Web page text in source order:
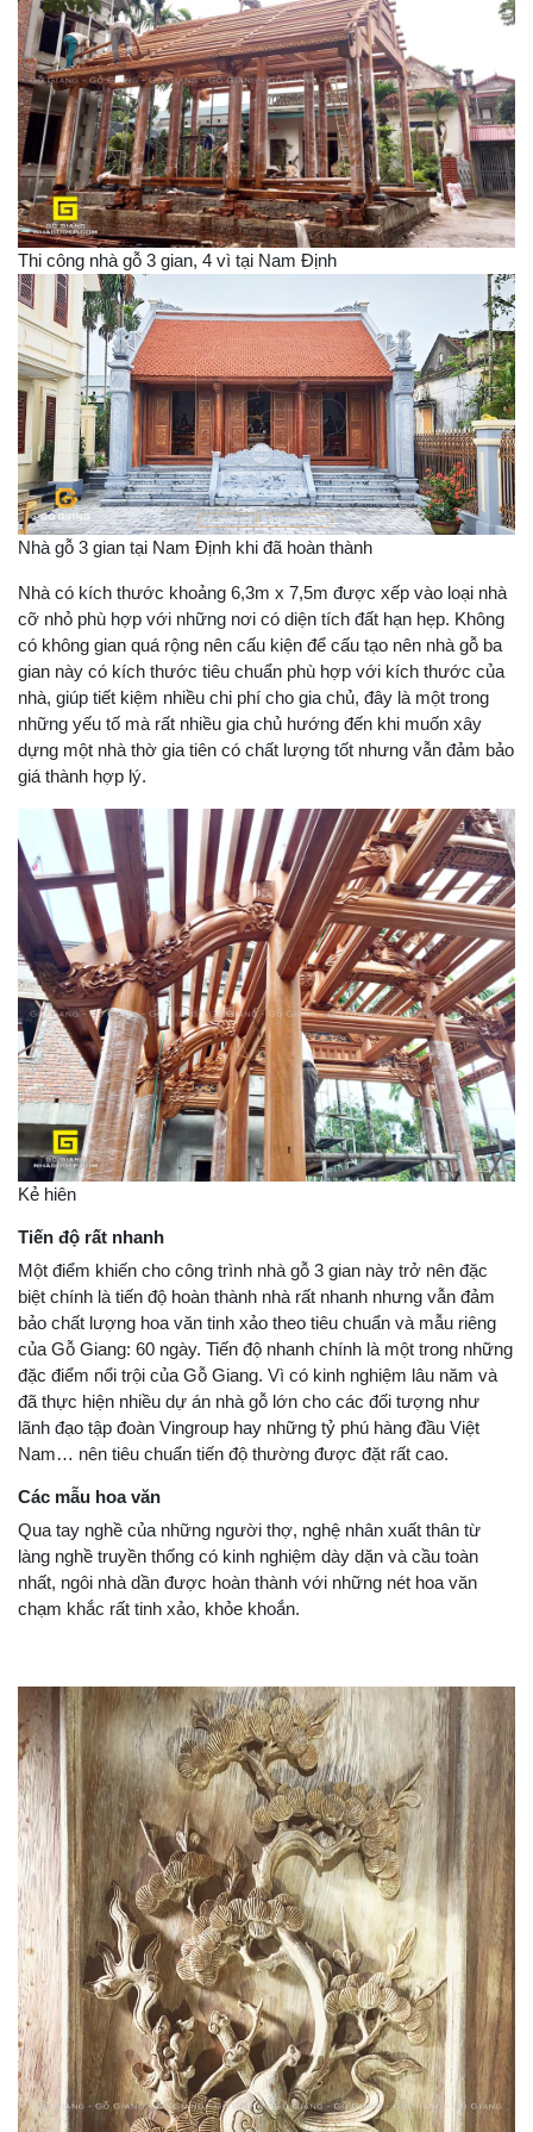
Thi công nhà gỗ 3 gian, 4 vì tại Nam Định
Nhà gỗ 3 gian tại Nam Định khi đã hoàn thành
Nhà có kích thước khoảng 6,3m x 7,5m được xếp vào loại nhà
cỡ nhỏ phù hợp với những nơi có diện tích đất hạn hẹp. Không
có không gian quá rộng nên cấu kiện để cấu tạo nên nhà gỗ ba
gian này có kích thước tiêu chuẩn phù hợp với kích thước của
nhà, giúp tiết kiệm nhiều chi phí cho gia chủ, đây là một trong
những yếu tố mà rất nhiều gia chủ hướng đến khi muốn xây
dựng một nhà thờ gia tiên có chất lượng tốt nhưng vẫn đảm bảo
giá thành hợp lý.
Kẻ hiên
Tiến độ rất nhanh
Một điểm khiến cho công trình nhà gỗ 3 gian này trở nên đặc
biệt chính là tiến độ hoàn thành nhà rất nhanh nhưng vẫn đảm
bảo chất lượng hoa văn tinh xảo theo tiêu chuẩn và mẫu riêng
của Gỗ Giang: 60 ngày. Tiến độ nhanh chính là một trong những
đặc điểm nổi trội của Gỗ Giang. Vì có kinh nghiệm lâu năm và
đã thực hiện nhiều dự án nhà gỗ lớn cho các đối tượng như
lãnh đạo tập đoàn Vingroup hay những tỷ phú hàng đầu Việt
Nam… nên tiêu chuẩn tiến độ thường được đặt rất cao.
Các mẫu hoa văn
Qua tay nghề của những người thợ, nghệ nhân xuất thân từ
làng nghề truyền thống có kinh nghiệm dày dặn và cầu toàn
nhất, ngôi nhà dần được hoàn thành với những nét hoa văn
chạm khắc rất tinh xảo, khỏe khoắn.